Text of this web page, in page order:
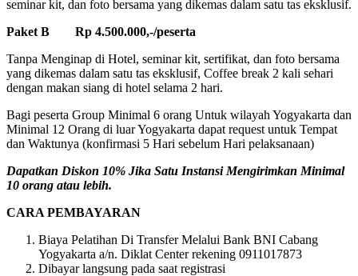
seminar kit, dan foto bersama yang dikemas dalam satu tas eksklusif.
Paket B Rp 4.500.000,-/peserta
Tanpa Menginap di Hotel, seminar kit, sertifikat, dan foto bersama
yang dikemas dalam satu tas eksklusif, Coffee break 2 kali sehari
dengan makan siang di hotel selama 2 hari.
Bagi peserta Group Minimal 6 orang Untuk wilayah Yogyakarta dan
Minimal 12 Orang di luar Yogyakarta dapat request untuk Tempat
dan Waktunya (konfirmasi 5 Hari sebelum Hari pelaksanaan)
Dapatkan Diskon 10% Jika Satu Instansi Mengirimkan Minimal
10 orang atau lebih.
CARA PEMBAYARAN
Biaya Pelatihan Di Transfer Melalui Bank BNI Cabang
Yogyakarta a/n. Diklat Center rekening 0911017873
Dibayar langsung pada saat registrasi